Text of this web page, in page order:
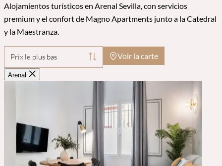
Alojamientos turísticos en Arenal Sevilla, con servicios
premium y el confort de Magno Apartments junto a la Catedral
y la Maestranza.
Prix le plus bas Voir la carte
Arenal